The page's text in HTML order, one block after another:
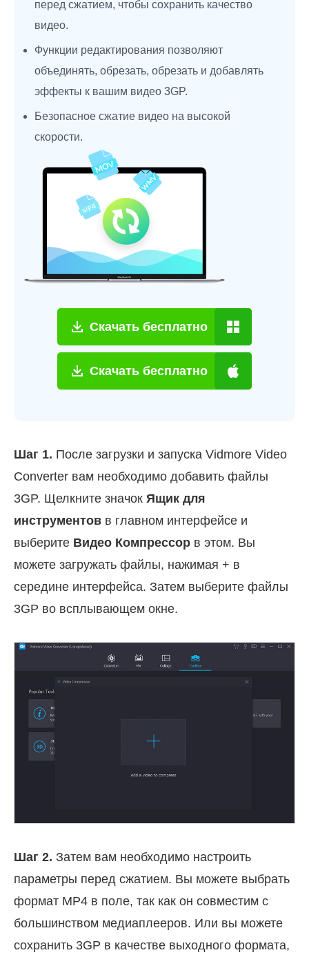
перед сжатием, чтобы сохранить качество
видео.
Функции редактирования позволяют
объединять, обрезать, обрезать и добавлять
эффекты к вашим видео 3GP.
Безопасное сжатие видео на высокой
скорости.
Скачать бесплатно
Скачать бесплатно
Шаг 1. После загрузки и запуска Vidmore Video
Converter вам необходимо добавить файлы
3GP. Щелкните значок Ящик для
инструментов в главном интерфейсе и
выберите Видео Компрессор в этом. Вы
можете загружать файлы, нажимая + в
середине интерфейса. Затем выберите файлы
3GP во всплывающем окне.
Шаг 2. Затем вам необходимо настроить
параметры перед сжатием. Вы можете выбрать
формат MP4 в поле, так как он совместим с
большинством медиаплееров. Или вы можете
сохранить 3GP в качестве выходного формата,